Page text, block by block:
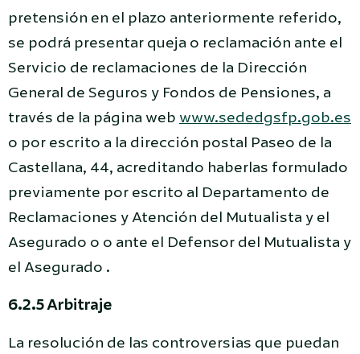
pretensión en el plazo anteriormente referido,
se podrá presentar queja o reclamación ante el
Servicio de reclamaciones de la Dirección
General de Seguros y Fondos de Pensiones, a
través de la página web www.sededgsfp.gob.es
o por escrito a la dirección postal Paseo de la
Castellana, 44, acreditando haberlas formulado
previamente por escrito al Departamento de
Reclamaciones y Atención del Mutualista y el
Asegurado o o ante el Defensor del Mutualista y
el Asegurado .
6.2.5 Arbitraje
La resolución de las controversias que puedan